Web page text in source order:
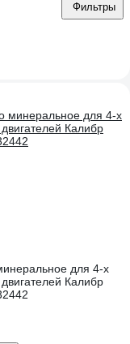
Фильтры
для 4-х
Калибр